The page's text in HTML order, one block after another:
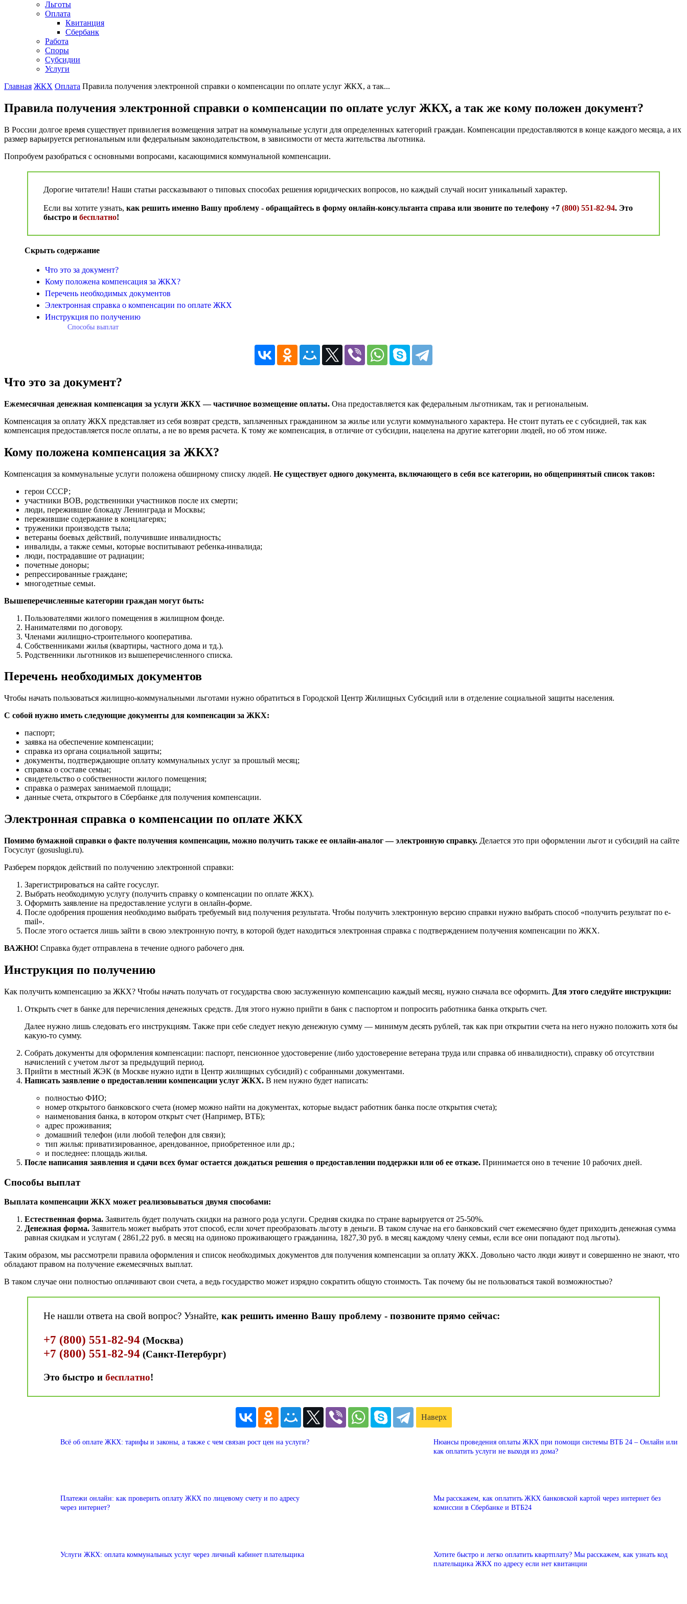
Льготы
Оплата
Квитанция
Сбербанк
Работа
Споры
Субсидии
Услуги
Главная ЖКХ Оплата Правила получения электронной справки о компенсации по оплате услуг ЖКХ, а так...
Правила получения электронной справки о компенсации по оплате услуг ЖКХ, а так же кому положен документ?
В России долгое время существует привилегия возмещения затрат на коммунальные услуги для определенных категорий граждан. Компенсации предоставляются в конце каждого месяца, а их
размер варьируется региональным или федеральным законодательством, в зависимости от места жительства льготника.
Попробуем разобраться с основными вопросами, касающимися коммунальной компенсации.
Дорогие читатели! Наши статьи рассказывают о типовых способах решения юридических вопросов, но каждый случай носит уникальный характер.
Если вы хотите узнать, как решить именно Вашу проблему - обращайтесь в форму онлайн-консультанта справа или звоните по телефону +7 (800) 551-82-94. Это
быстро и бесплатно!
Скрыть содержание
Что это за документ?
Кому положена компенсация за ЖКХ?
Перечень необходимых документов
Электронная справка о компенсации по оплате ЖКХ
Инструкция по получению
Способы выплат
Что это за документ?
Ежемесячная денежная компенсация за услуги ЖКХ — частичное возмещение оплаты. Она предоставляется как федеральным льготникам, так и региональным.
Компенсация за оплату ЖКХ представляет из себя возврат средств, заплаченных гражданином за жилье или услуги коммунального характера. Не стоит путать ее с субсидией, так как
компенсация предоставляется после оплаты, а не во время расчета. К тому же компенсация, в отличие от субсидии, нацелена на другие категории людей, но об этом ниже.
Кому положена компенсация за ЖКХ?
Компенсация за коммунальные услуги положена обширному списку людей. Не существует одного документа, включающего в себя все категории, но общепринятый список таков:
герои СССР;
участники ВОВ, родственники участников после их смерти;
люди, пережившие блокаду Ленинграда и Москвы;
пережившие содержание в концлагерях;
труженики производств тыла;
ветераны боевых действий, получившие инвалидность;
инвалиды, а также семьи, которые воспитывают ребенка-инвалида;
люди, пострадавшие от радиации;
почетные доноры;
репрессированные граждане;
многодетные семьи.
Вышеперечисленные категории граждан могут быть:
Пользователями жилого помещения в жилищном фонде.
Нанимателями по договору.
Членами жилищно-строительного кооператива.
Собственниками жилья (квартиры, частного дома и тд.).
Родственники льготников из вышеперечисленного списка.
Перечень необходимых документов
Чтобы начать пользоваться жилищно-коммунальными льготами нужно обратиться в Городской Центр Жилищных Субсидий или в отделение социальной защиты населения.
С собой нужно иметь следующие документы для компенсации за ЖКХ:
паспорт;
заявка на обеспечение компенсации;
справка из органа социальной защиты;
документы, подтверждающие оплату коммунальных услуг за прошлый месяц;
справка о составе семьи;
свидетельство о собственности жилого помещения;
справка о размерах занимаемой площади;
данные счета, открытого в Сбербанке для получения компенсации.
Электронная справка о компенсации по оплате ЖКХ
Помимо бумажной справки о факте получения компенсации, можно получить также ее онлайн-аналог — электронную справку. Делается это при оформлении льгот и субсидий на сайте
Госуслуг (gosuslugi.ru).
Разберем порядок действий по получению электронной справки:
Зарегистрироваться на сайте госуслуг.
Выбрать необходимую услугу (получить справку о компенсации по оплате ЖКХ).
Оформить заявление на предоставление услуги в онлайн-форме.
После одобрения прошения необходимо выбрать требуемый вид получения результата. Чтобы получить электронную версию справки нужно выбрать способ «получить результат по e-
mail».
После этого остается лишь зайти в свою электронную почту, в которой будет находиться электронная справка с подтверждением получения компенсации по ЖКХ.
ВАЖНО! Справка будет отправлена в течение одного рабочего дня.
Инструкция по получению
Как получить компенсацию за ЖКХ? Чтобы начать получать от государства свою заслуженную компенсацию каждый месяц, нужно сначала все оформить. Для этого следуйте инструкции:
Открыть счет в банке для перечисления денежных средств. Для этого нужно прийти в банк с паспортом и попросить работника банка открыть счет.
Далее нужно лишь следовать его инструкциям. Также при себе следует некую денежную сумму — минимум десять рублей, так как при открытии счета на него нужно положить хотя бы
какую-то сумму.
Собрать документы для оформления компенсации: паспорт, пенсионное удостоверение (либо удостоверение ветерана труда или справка об инвалидности), справку об отсутствии
начислений с учетом льгот за предыдущий период.
Прийти в местный ЖЭК (в Москве нужно идти в Центр жилищных субсидий) с собранными документами.
Написать заявление о предоставлении компенсации услуг ЖКХ. В нем нужно будет написать:
полностью ФИО;
номер открытого банковского счета (номер можно найти на документах, которые выдаст работник банка после открытия счета);
наименования банка, в котором открыт счет (Например, ВТБ);
адрес проживания;
домашний телефон (или любой телефон для связи);
тип жилья: приватизированное, арендованное, приобретенное или др.;
и последнее: площадь жилья.
После написания заявления и сдачи всех бумаг остается дождаться решения о предоставлении поддержки или об ее отказе. Принимается оно в течение 10 рабочих дней.
Способы выплат
Выплата компенсации ЖКХ может реализовываться двумя способами:
Естественная форма. Заявитель будет получать скидки на разного рода услуги. Средняя скидка по стране варьируется от 25-50%.
Денежная форма. Заявитель может выбрать этот способ, если хочет преобразовать льготу в деньги. В таком случае на его банковский счет ежемесячно будет приходить денежная сумма
равная скидкам и услугам ( 2861,22 руб. в месяц на одиноко проживающего гражданина, 1827,30 руб. в месяц каждому члену семьи, если все они попадают под льготы).
Таким образом, мы рассмотрели правила оформления и список необходимых документов для получения компенсации за оплату ЖКХ. Довольно часто люди живут и совершенно не знают, что
обладают правом на получение ежемесячных выплат.
В таком случае они полностью оплачивают свои счета, а ведь государство может изрядно сократить общую стоимость. Так почему бы не пользоваться такой возможностью?
Не нашли ответа на свой вопрос? Узнайте, как решить именно Вашу проблему - позвоните прямо сейчас:
+7 (800) 551-82-94 (Москва)
+7 (800) 551-82-94 (Санкт-Петербург)
Это быстро и бесплатно!
Наверх
Всё об оплате ЖКХ: тарифы и законы, а также c чем связан рост цен на услуги?
Нюансы проведения оплаты ЖКХ при помощи системы ВТБ 24 – Онлайн или
как оплатить услуги не выходя из дома?
Платежи онлайн: как проверить оплату ЖКХ по лицевому счету и по адресу
через интернет?
Мы расскажем, как оплатить ЖКХ банковской картой через интернет без
комиссии в Сбербанке и ВТБ24
Услуги ЖКХ: оплата коммунальных услуг через личный кабинет плательщика
Хотите быстро и легко оплатить квартплату? Мы расскажем, как узнать код
плательщика ЖКХ по адресу если нет квитанции